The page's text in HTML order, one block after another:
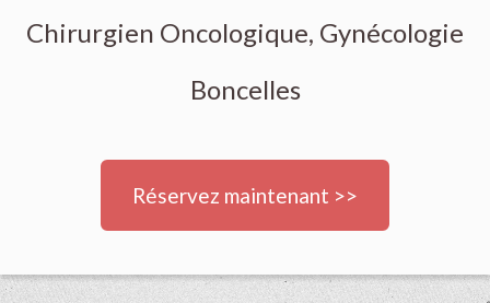
Chirurgien Oncologique, Gynécologie
Boncelles
Réservez maintenant >>